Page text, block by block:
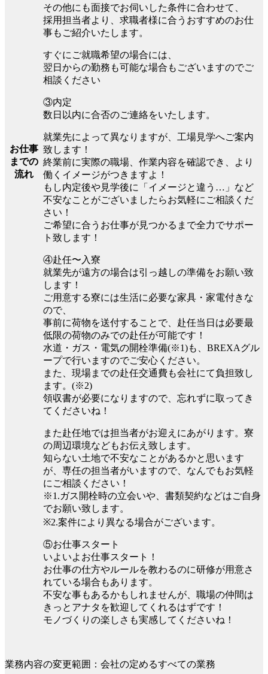
お仕事
までの
流れ
その他にも面接でお伺いした条件に合わせて、
採用担当者より、求職者様に合うおすすめのお仕
事もご紹介いたします。
すぐにご就職希望の場合には、
翌日からの勤務も可能な場合もございますのでご
相談ください
③内定
数日以内に合否のご連絡をいたします。
就業先によって異なりますが、工場見学へご案内
致します！
終業前に実際の職場、作業内容を確認でき、より
働くイメージがつきますよ！
もし内定後や見学後に「イメージと違う…」など
不安なことがございましたらお気軽にご相談くだ
さい！
ご希望に合うお仕事が見つかるまで全力でサポー
ト致します！
④赴任〜入寮
就業先が遠方の場合は引っ越しの準備をお願い致
します！
ご用意する寮には生活に必要な家具・家電付きな
ので、
事前に荷物を送付することで、赴任当日は必要最
低限の荷物のみでの赴任が可能です！
水道・ガス・電気の開栓準備(※1)も、BREXAグル
ープで行いますのでご安心ください。
また、現場までの赴任交通費も会社にて負担致し
ます。(※2)
領収書が必要になりますので、忘れずに取ってき
てくださいね！
また赴任地では担当者がお迎えにあがります。寮
の周辺環境などもお伝え致します。
知らない土地で不安なことがあるかと思います
が、専任の担当者がいますので、なんでもお気軽
にご相談ください！
※1.ガス開栓時の立会いや、書類契約などはご自身
でお願い致します。
※2.案件により異なる場合がございます。
⑤お仕事スタート
いよいよお仕事スタート！
お仕事の仕方やルールを教わるのに研修が用意さ
れている場合もあります。
不安な事もあるかもしれませんが、職場の仲間は
きっとアナタを歓迎してくれるはずです！
モノづくりの楽しさも実感してくださいね！
業務内容の変更範囲：会社の定めるすべての業務